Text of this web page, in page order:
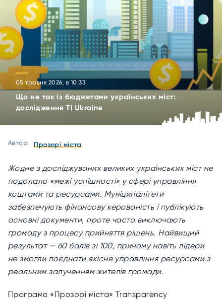
05 травня 2026, в 10:33
Що не так із бюджетами українських міст:
дослідження TI Ukraine
Автор: Прозорі міста
Жодне з досліджуваних великих українських міст не
подолало «межі успішності» у сфері управління
коштами та ресурсами. Муніципалітети
забезпечують фінансову керованість і публікують
основні документи, проте часто виключають
громаду з процесу прийняття рішень. Найвищий
результат — 60 балів зі 100, причому навіть лідери
не змогли поєднати якісне управління ресурсами з
реальним залученням жителів громади.
Програма «Прозорі міста» Transparency